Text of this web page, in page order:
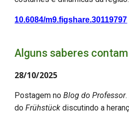
10.6084/m9.figshare.30119797
Alguns saberes
28/10/2025
Postagem noBlog do Professor
doFrühstück discutindo a